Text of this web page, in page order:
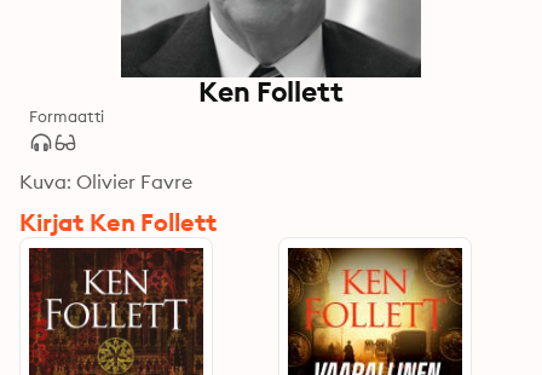
Ken Follett
Formaatti
Kuva: Olivier Favre
Kirjat Ken Follett